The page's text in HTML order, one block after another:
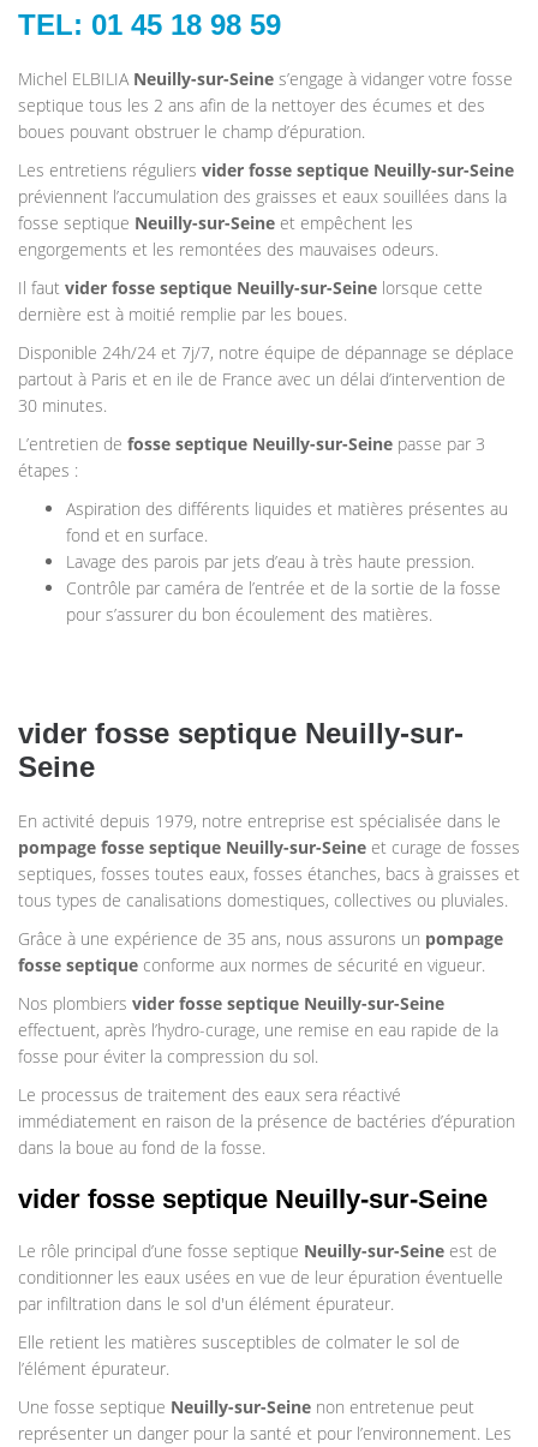
TEL: 01 45 18 98 59
Michel ELBILIA Neuilly-sur-Seine s’engage à vidanger votre fosse
septique tous les 2 ans afin de la nettoyer des écumes et des
boues pouvant obstruer le champ d’épuration.
Les entretiens réguliers vider fosse septique Neuilly-sur-Seine
préviennent l’accumulation des graisses et eaux souillées dans la
fosse septique Neuilly-sur-Seine et empêchent les
engorgements et les remontées des mauvaises odeurs.
Il faut vider fosse septique Neuilly-sur-Seine lorsque cette
dernière est à moitié remplie par les boues.
Disponible 24h/24 et 7j/7, notre équipe de dépannage se déplace
partout à Paris et en ile de France avec un délai d’intervention de
30 minutes.
L’entretien de fosse septique Neuilly-sur-Seine passe par 3
étapes :
Aspiration des différents liquides et matières présentes au
fond et en surface.
Lavage des parois par jets d’eau à très haute pression.
Contrôle par caméra de l’entrée et de la sortie de la fosse
pour s’assurer du bon écoulement des matières.
vider fosse septique Neuilly-sur-
Seine
En activité depuis 1979, notre entreprise est spécialisée dans le
pompage fosse septique Neuilly-sur-Seine et curage de fosses
septiques, fosses toutes eaux, fosses étanches, bacs à graisses et
tous types de canalisations domestiques, collectives ou pluviales.
Grâce à une expérience de 35 ans, nous assurons un pompage
fosse septique conforme aux normes de sécurité en vigueur.
Nos plombiers vider fosse septique Neuilly-sur-Seine
effectuent, après l’hydro-curage, une remise en eau rapide de la
fosse pour éviter la compression du sol.
Le processus de traitement des eaux sera réactivé
immédiatement en raison de la présence de bactéries d’épuration
dans la boue au fond de la fosse.
vider fosse septique Neuilly-sur-Seine
Le rôle principal d’une fosse septique Neuilly-sur-Seine est de
conditionner les eaux usées en vue de leur épuration éventuelle
par infiltration dans le sol d'un élément épurateur.
Elle retient les matières susceptibles de colmater le sol de
l’élément épurateur.
Une fosse septique Neuilly-sur-Seine non entretenue peut
représenter un danger pour la santé et pour l’environnement. Les